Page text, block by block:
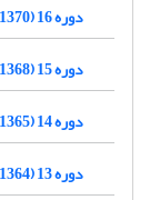
دوره 16 (1370)
دوره 15 (1368)
دوره 14 (1365)
دوره 13 (1364)